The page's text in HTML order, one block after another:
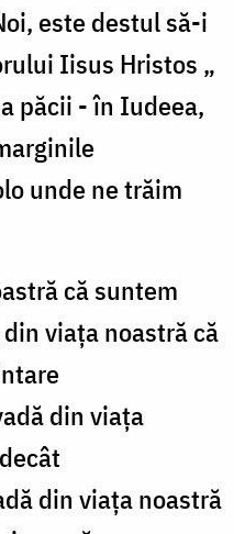
este destul să-i
Iisus Hristos „
păcii - în Iudeea,
unde ne trăim
că suntem
viața noastră că
din viața
din viața noastră